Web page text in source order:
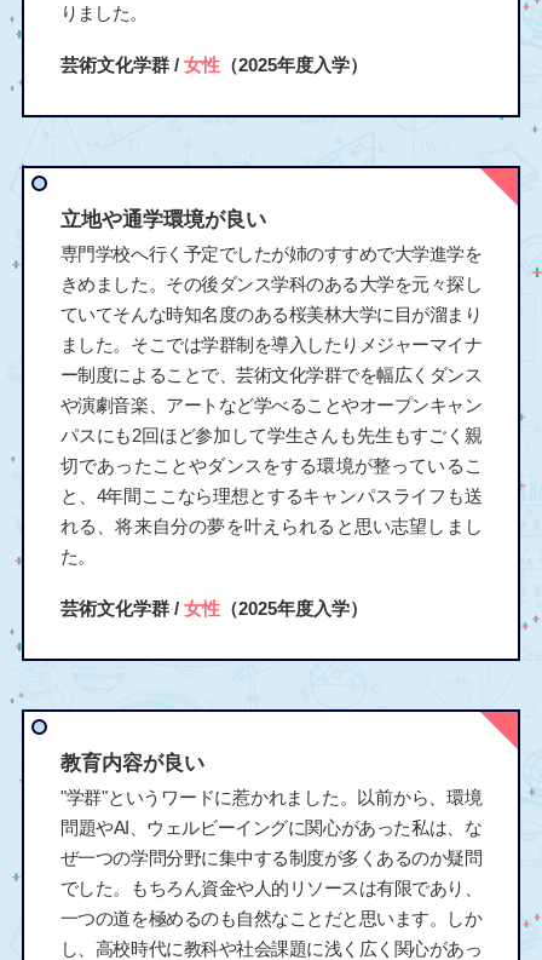
りました。
芸術文化学群 / 女性（2025年度入学）
立地や通学環境が良い
専門学校へ行く予定でしたが姉のすすめで大学進学を
きめました。その後ダンス学科のある大学を元々探し
ていてそんな時知名度のある桜美林大学に目が溜まり
ました。そこでは学群制を導入したりメジャーマイナ
ー制度によることで、芸術文化学群でを幅広くダンス
や演劇音楽、アートなど学べることやオープンキャン
パスにも2回ほど参加して学生さんも先生もすごく親
切であったことやダンスをする環境が整っているこ
と、4年間ここなら理想とするキャンパスライフも送
れる、将来自分の夢を叶えられると思い志望しまし
た。
芸術文化学群 / 女性（2025年度入学）
教育内容が良い
"学群"というワードに惹かれました。以前から、環境
問題やAI、ウェルビーイングに関心があった私は、な
ぜ一つの学問分野に集中する制度が多くあるのか疑問
でした。もちろん資金や人的リソースは有限であり、
一つの道を極めるのも自然なことだと思います。しか
し、高校時代に教科や社会課題に浅く広く関心があっ